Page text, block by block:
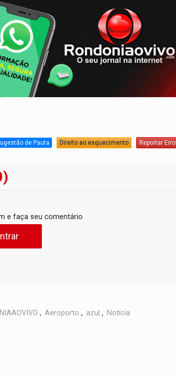
de Pauta Direito ao esquecimento Reportar Erro
e faça seu comentário
, Aeroporto , azul , Notícia